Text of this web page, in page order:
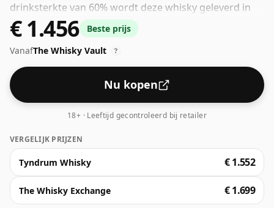
drinksterkte van 60% wordt deze whisky geleverd in
een fles van 70cl.
€ 1.456
Beste prijs
VanafThe Whisky Vault ?
Nu kopen
18+ · Leeftijd gecontroleerd bij retailer
VERGELIJK PRIJZEN
Tyndrum Whisky € 1.552
The Whisky Exchange € 1.699